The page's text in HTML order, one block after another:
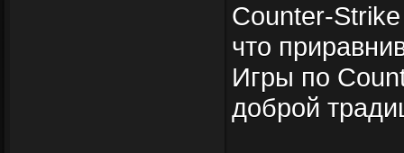
Counter-
что
Игры по
доброй